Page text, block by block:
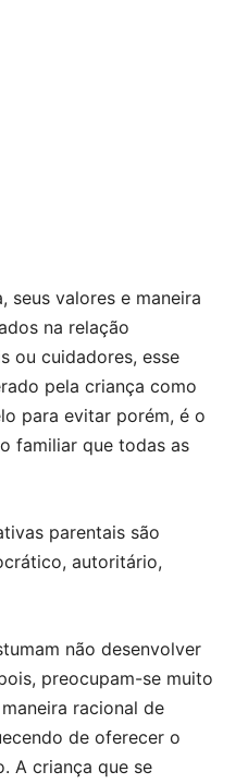
seus valores e maneira
na relação
ou cuidadores, esse
pela criança como
para evitar porém, é o
familiar que todas as
parentais são
autoritário,
não desenvolver
preocupam-se muito
racional de
de oferecer o
A criança que se